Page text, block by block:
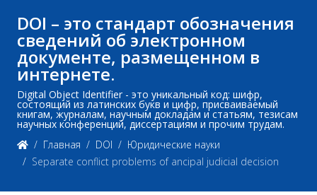
DOI – это стандарт обозначения
сведений об электронном
документе, размещенном в
интернете.
Digital Object Identifier - это уникальный код: шифр,
состоящий из латинских букв и цифр, присваиваемый
книгам, журналам, научным докладам и статьям, тезисам
научных конференций, диссертациям и прочим трудам.
Главная
DOI
Юридические науки
Separate conflict problems of ancipal judicial decision